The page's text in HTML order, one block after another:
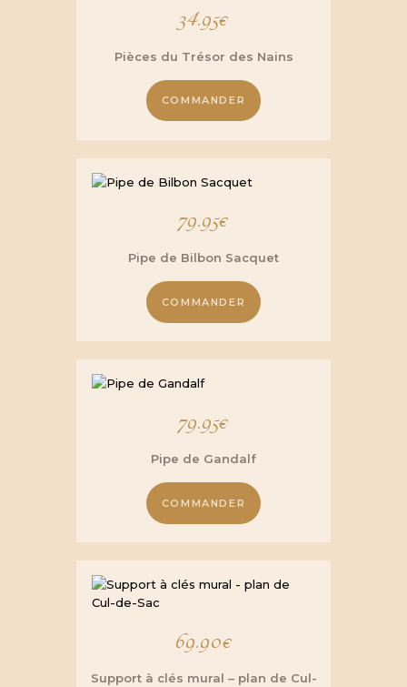
34.95€
Pièces du Trésor des Nains
COMMANDER
79.95€
Pipe de Bilbon Sacquet
COMMANDER
79.95€
Pipe de Gandalf
COMMANDER
69.90€
Support à clés mural – plan de Cul-